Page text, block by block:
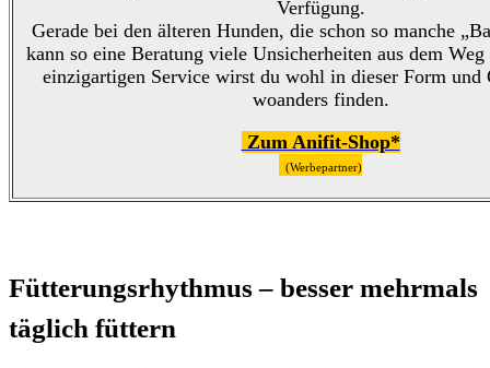
Verfügung.
Gerade bei den älteren Hunden, die schon so manche
kann so eine Beratung viele Unsicherheiten aus dem
einzigartigen Service wirst du wohl in dieser Form und
woanders finden.
Zum Anifit-Shop*
(Werbepartner)
Fütterungsrhythmus – besser mehrmals
täglich füttern